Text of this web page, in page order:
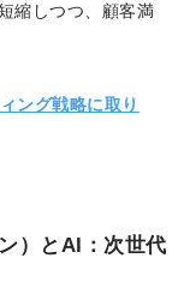
縮しつつ、顧客満
ング戦略に取り
）とAI：次世代